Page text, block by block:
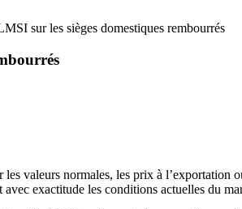
sur les sièges domestiques rembourrés
valeurs normales, les prix à
exactitude les conditions actuelles du